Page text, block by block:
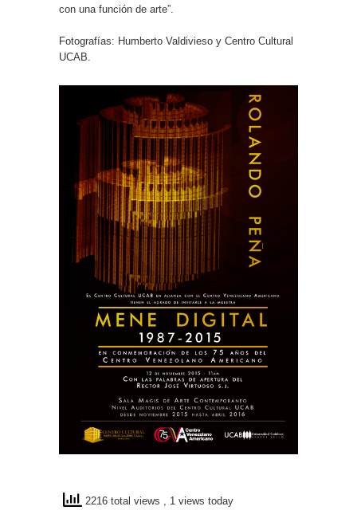
con una función de arte”.
Fotografías: Humberto Valdivieso y Centro Cultural
UCAB.
2216 total views , 1 views today